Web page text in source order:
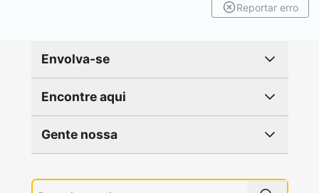
Reportar erro
Envolva-se
Encontre aqui
Gente nossa